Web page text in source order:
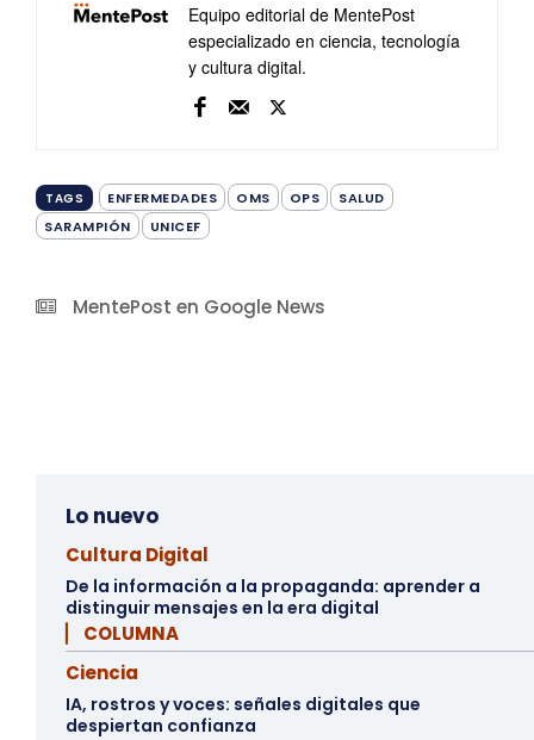
Equipo editorial de MentePost
especializado en ciencia, tecnología
y cultura digital.
TAGS ENFERMEDADES OMS OPS
SALUD
SARAMPIÓN
UNICEF
MentePost en Google News
Lo nuevo
Cultura Digital
De la información a la propaganda: aprender a
distinguir mensajes en la era digital
▏ COLUMNA
Ciencia
IA, rostros y voces: señales digitales que
despiertan confianza